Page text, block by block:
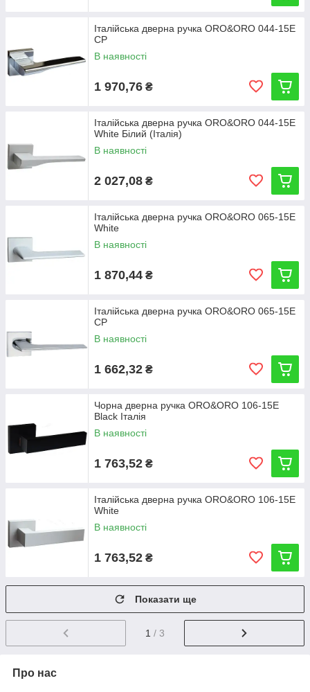
Італійська дверна ручка ORO&ORO 044-15E
CP
В наявності
1 970,76 ₴
Італійська дверна ручка ORO&ORO 044-15E
White Білий (Італія)
В наявності
2 027,08 ₴
Італійська дверна ручка ORO&ORO 065-15E
White
В наявності
1 870,44 ₴
Італійська дверна ручка ORO&ORO 065-15E
CP
В наявності
1 662,32 ₴
Чорна дверна ручка ORO&ORO 106-15E
Black Італія
В наявності
1 763,52 ₴
Італійська дверна ручка ORO&ORO 106-15E
White
В наявності
1 763,52 ₴
Показати ще
1 / 3
Про нас